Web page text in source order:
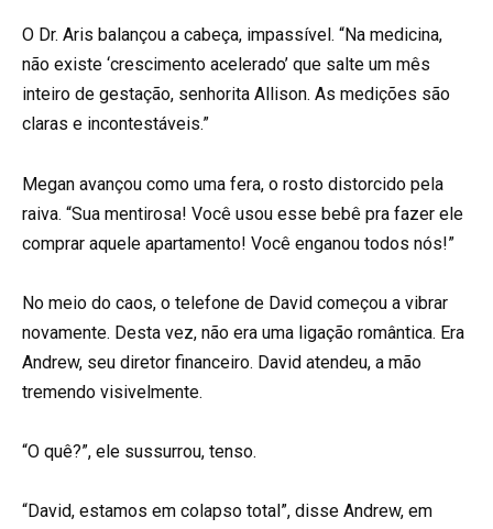
O Dr. Aris balançou a cabeça, impassível. “Na medicina,
não existe ‘crescimento acelerado’ que salte um mês
inteiro de gestação, senhorita Allison. As medições são
claras e incontestáveis.”
Megan avançou como uma fera, o rosto distorcido pela
raiva. “Sua mentirosa! Você usou esse bebê pra fazer ele
comprar aquele apartamento! Você enganou todos nós!”
No meio do caos, o telefone de David começou a vibrar
novamente. Desta vez, não era uma ligação romântica. Era
Andrew, seu diretor financeiro. David atendeu, a mão
tremendo visivelmente.
“O quê?”, ele sussurrou, tenso.
“David, estamos em colapso total”, disse Andrew, em